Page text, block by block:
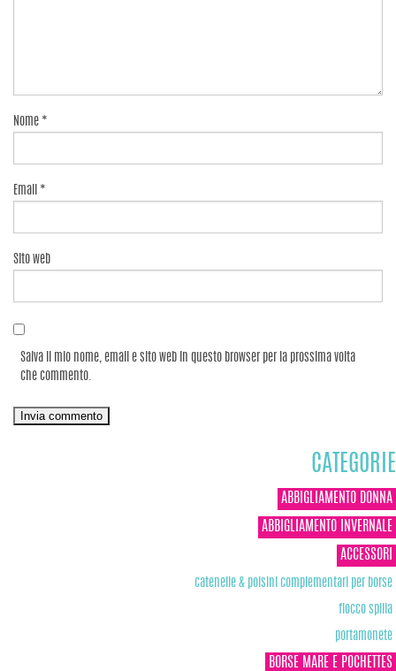
Nome *
Email *
Sito web
Salva il mio nome, email e sito web in questo browser per la prossima volta
che commento.
CATEGORIE
ABBIGLIAMENTO DONNA
ABBIGLIAMENTO INVERNALE
ACCESSORI
catenelle & polsini complementari per borse
fiocco spilla
portamonete
BORSE MARE E POCHETTES